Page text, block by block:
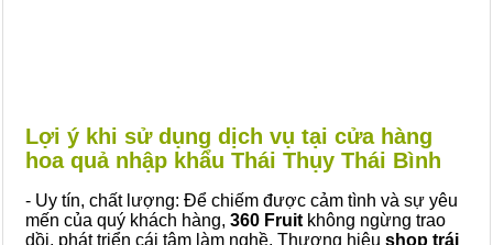
Lợi ý khi sử dụng dịch vụ tại cửa hàng
hoa quả nhập khẩu Thái Thụy Thái Bình
- Uy tín, chất lượng: Để chiếm được cảm tình và sự yêu
mến của quý khách hàng, 360 Fruit không ngừng trao
dồi, phát triển cái tâm làm nghề. Thương hiệu shop trái